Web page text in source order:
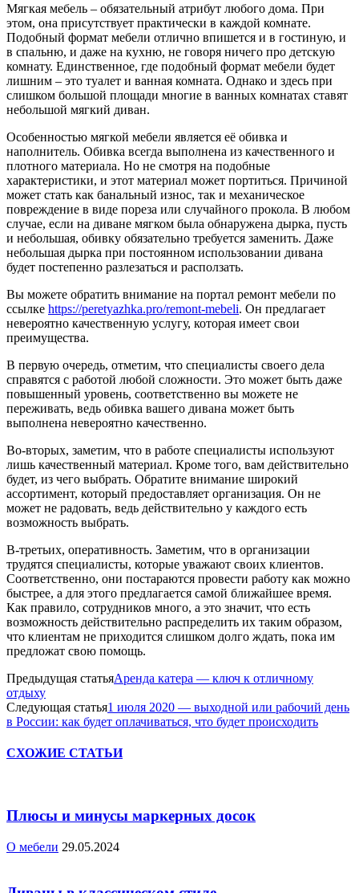
Мягкая мебель – обязательный атрибут любого дома. При
этом, она присутствует практически в каждой комнате.
Подобный формат мебели отлично впишется и в гостиную, и
в спальню, и даже на кухню, не говоря ничего про детскую
комнату. Единственное, где подобный формат мебели будет
лишним – это туалет и ванная комната. Однако и здесь при
слишком большой площади многие в ванных комнатах ставят
небольшой мягкий диван.
Особенностью мягкой мебели является её обивка и
наполнитель. Обивка всегда выполнена из качественного и
плотного материала. Но не смотря на подобные
характеристики, и этот материал может портиться. Причиной
может стать как банальный износ, так и механическое
повреждение в виде пореза или случайного прокола. В любом
случае, если на диване мягком была обнаружена дырка, пусть
и небольшая, обивку обязательно требуется заменить. Даже
небольшая дырка при постоянном использовании дивана
будет постепенно разлезаться и расползать.
Вы можете обратить внимание на портал ремонт мебели по
ссылке https://peretyazhka.pro/remont-mebeli. Он предлагает
невероятно качественную услугу, которая имеет свои
преимущества.
В первую очередь, отметим, что специалисты своего дела
справятся с работой любой сложности. Это может быть даже
повышенный уровень, соответственно вы можете не
переживать, ведь обивка вашего дивана может быть
выполнена невероятно качественно.
Во-вторых, заметим, что в работе специалисты используют
лишь качественный материал. Кроме того, вам действительно
будет, из чего выбрать. Обратите внимание широкий
ассортимент, который предоставляет организация. Он не
может не радовать, ведь действительно у каждого есть
возможность выбрать.
В-третьих, оперативность. Заметим, что в организации
трудятся специалисты, которые уважают своих клиентов.
Соответственно, они постараются провести работу как можно
быстрее, а для этого предлагается самой ближайшее время.
Как правило, сотрудников много, а это значит, что есть
возможность действительно распределить их таким образом,
что клиентам не приходится слишком долго ждать, пока им
предложат свою помощь.
Предыдущая статьяАренда катера — ключ к отличному
отдыху
Следующая статья1 июля 2020 — выходной или рабочий день
в России: как будет оплачиваться, что будет происходить
СХОЖИЕ СТАТЬИ
Плюсы и минусы маркерных досок
О мебели 29.05.2024